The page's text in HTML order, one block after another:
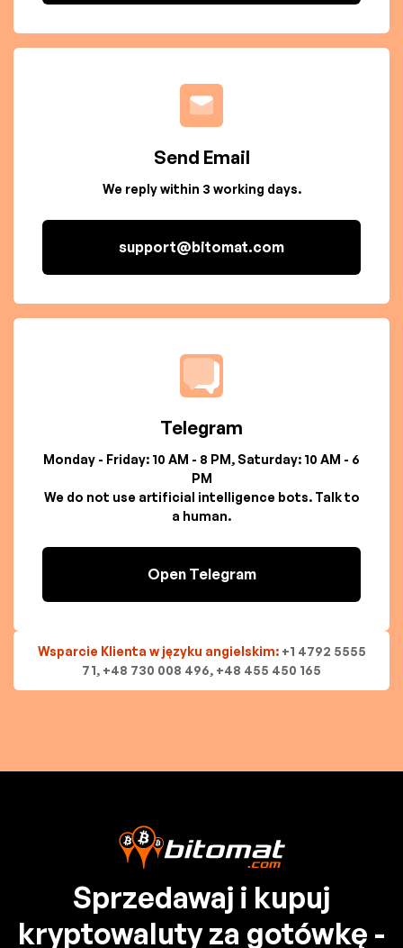
Send Email
We reply within 3 working days.
support@bitomat.com
Telegram
Monday - Friday: 10 AM - 8 PM, Saturday: 10 AM - 6
PM
We do not use artificial intelligence bots. Talk to
a human.
Open Telegram
Wsparcie Klienta w języku angielskim: +1 4792 5555
71, +48 730 008 496, +48 455 450 165
Sprzedawaj i kupuj
kryptowaluty za gotówkę -